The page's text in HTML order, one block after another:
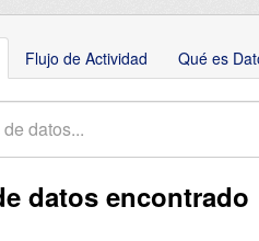
Flujo de Actividad Qué es
datos encontrado